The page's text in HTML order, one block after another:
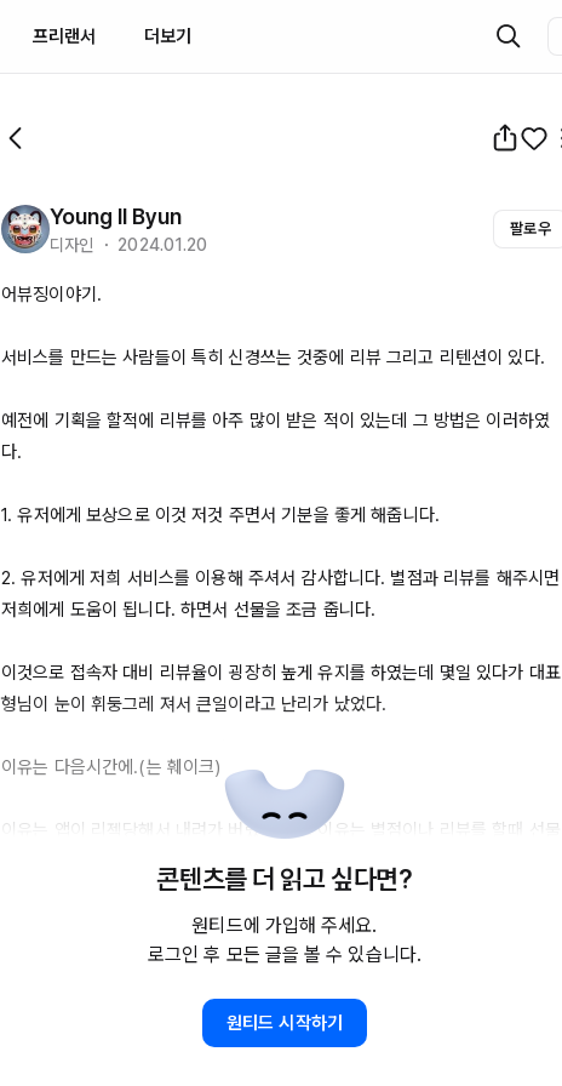
프리랜서 더보기
Young Il Byun
디자인 ・ 2024.01.20
팔로우
어뷰징이야기.
서비스를 만드는 사람들이 특히 신경쓰는 것중에 리뷰 그리고 리텐션이 있다.
예전에 기획을 할적에 리뷰를 아주 많이 받은 적이 있는데 그 방법은 이러하였
다.
1. 유저에게 보상으로 이것 저것 주면서 기분을 좋게 해줍니다.
2. 유저에게 저희 서비스를 이용해 주셔서 감사합니다. 별점과 리뷰를 해주시면
저희에게 도움이 됩니다. 하면서 선물을 조금 줍니다.
이것으로 접속자 대비 리뷰율이 굉장히 높게 유지를 하였는데 몇일 있다가 대표
형님이 눈이 휘둥그레 져서 큰일이라고 난리가 났었다.
이유는 다음시간에.(는 훼이크)
이유는 앱이 리젝당해서 내려가 버렸는데 그 이유는 별점이나 리뷰를 할때 선물
을 줘서 어뷰징하지 말라는 것이었다.
그래서 선물을 없애고 다시 올리고 메일을 보내서 리젝을 풀었던 기억이 있다.
도록 해야하지만 이것은 상당히 어렵다.
그래서 일단은 리뷰 창을 띄우기 전에 유저들을 조금 고양시키는 방법을 추천 드
콘텐츠를 더 읽고 싶다면?
원티드에 가입해 주세요.
로그인 후 모든 글을 볼 수 있습니다.
원티드 시작하기